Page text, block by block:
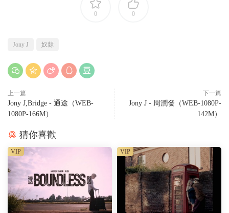
0 0
Jony J 奴隸
上一篇
Jony J,Bridge - 通途（WEB-
1080P-166M）
下一篇
Jony J - 周潤發（WEB-1080P-
142M）
猜你喜歡
VIP VIP